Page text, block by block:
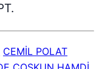
CEMİL POLAT